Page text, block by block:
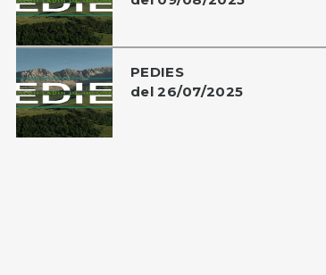
PEDIES
del 26/07/2025